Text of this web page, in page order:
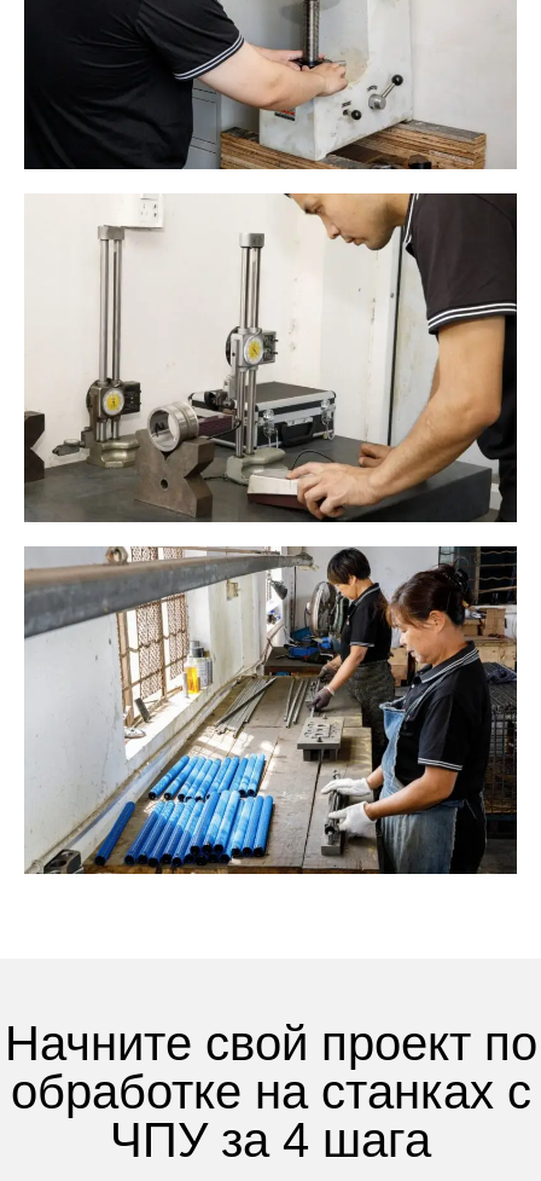
Начните свой проект по
обработке на станках с
ЧПУ за 4 шага